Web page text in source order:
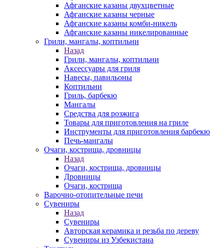
Афганские казаны двухцветные
Афганские казаны черные
Афганские казаны комби-никель
Афганские казаны никелированные
Грили, мангалы, коптильни
Назад
Грили, мангалы, коптильни
Аксессуары для гриля
Навесы, павильоны
Коптильни
Гриль, барбекю
Мангалы
Средства для розжига
Товары для приготовления на гриле
Инструменты для приготовления барбекю
Печь-мангалы
Очаги, кострища, дровницы
Назад
Очаги, кострища, дровницы
Дровницы
Очаги, кострища
Варочно-отопительные печи
Сувениры
Назад
Сувениры
Авторская керамика и резьба по дереву
Сувениры из Узбекистана